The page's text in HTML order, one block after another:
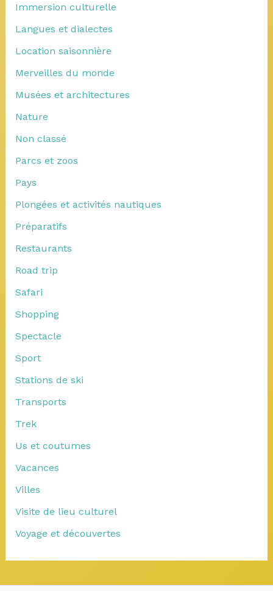
Immersion culturelle
Langues et dialectes
Location saisonnière
Merveilles du monde
Musées et architectures
Nature
Non classé
Parcs et zoos
Pays
Plongées et activités nautiques
Préparatifs
Restaurants
Road trip
Safari
Shopping
Spectacle
Sport
Stations de ski
Transports
Trek
Us et coutumes
Vacances
Villes
Visite de lieu culturel
Voyage et découvertes